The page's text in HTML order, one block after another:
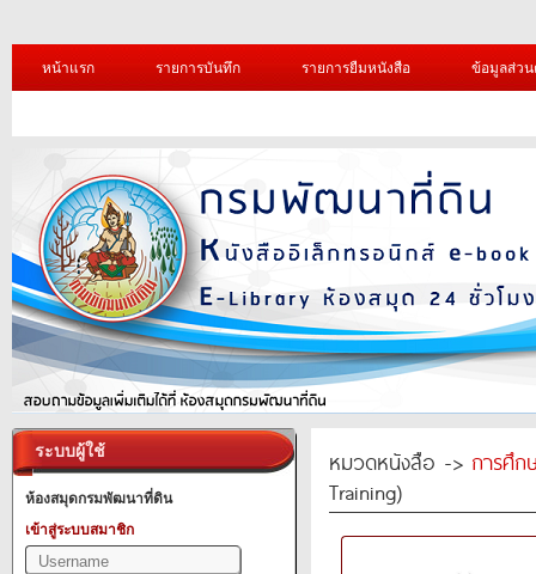
หน้าแรก รายการบันทึก รายการยืมหนังสือ ข้อมูลส่ว
ระบบผู้ใช้
ห้องสมุดกรมพัฒนาที่ดิน
เข้าสู่ระบบสมาชิก
หมวดหนังสือ -> การศึก
Training)